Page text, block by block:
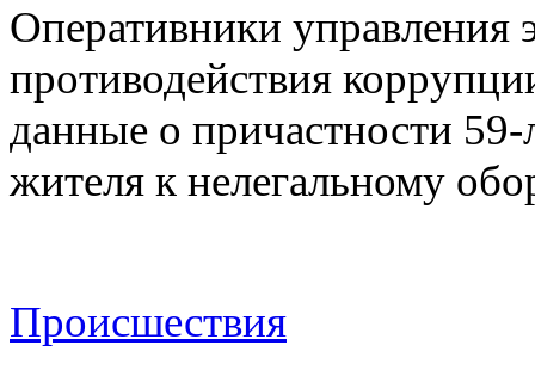
Оперативники управления
противодействия
данные о причастности 59-
жителя к нелегальному
Происшествия